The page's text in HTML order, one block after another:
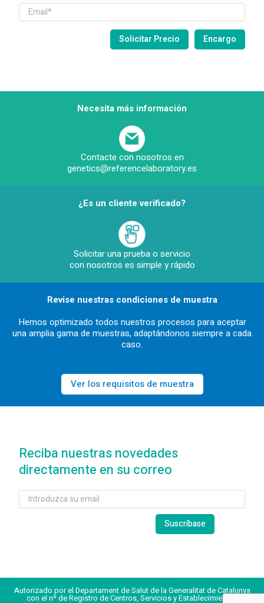
Necesita más información
Contacte con nosotros en
genetics@referencelaboratory.es
¿Es un cliente verificado?
Solicitar una prueba o servicio
con nosotros es simple y rápido
Revise nuestras condiciones de muestra
Hemos optimizado todos nuestros procesos para aceptar
una amplia gama de muestras, adaptándonos siempre a cada
caso.
Ver los requisitos de muestra
Reciba nuestras novedades
directamente en su correo
Autorizado por el Departament de Salut de la Generalitat de Catalunya
con el nº de Registro de Centros, Servicios y Establecimientos